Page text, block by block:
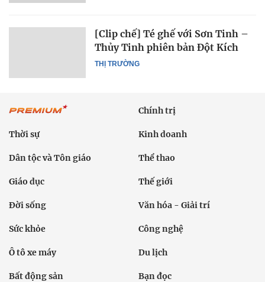
THỊ TRƯỜNG
[Clip chế] Té ghế với Sơn Tinh –
Thủy Tinh phiên bản Đột Kích
Chính trị
Thời sự Kinh doanh
Dân tộc và Tôn giáo Thể thao
Giáo dục Thế giới
Đời sống Văn hóa - Giải trí
Sức khỏe Công nghệ
Ô tô xe máy Du lịch
Bất động sản Bạn đọc